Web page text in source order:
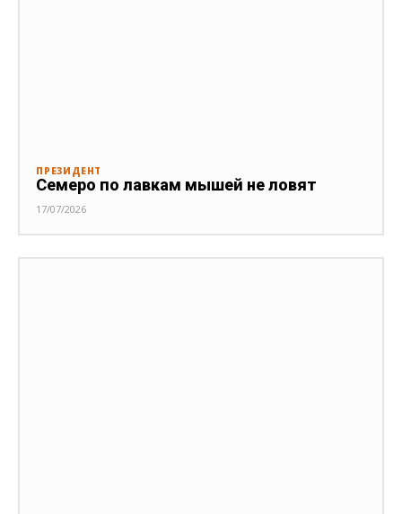
ПРЕЗИДЕНТ
Семеро по лавкам мышей не ловят
17/07/2026